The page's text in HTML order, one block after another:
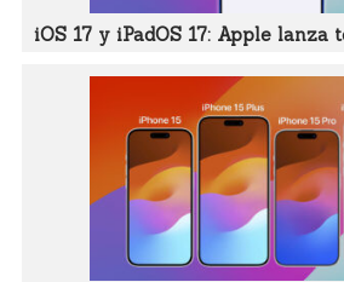
iOS 17 y iPadOS 17: Apple lanza